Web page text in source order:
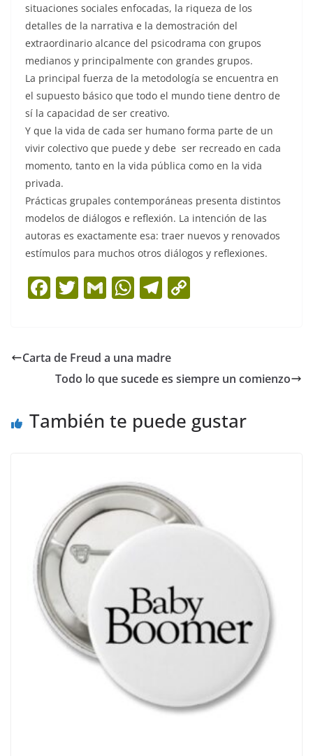
situaciones sociales enfocadas, la riqueza de los
detalles de la narrativa e la demostración del
extraordinario alcance del psicodrama con grupos
medianos y principalmente con grandes grupos.
La principal fuerza de la metodología se encuentra en
el supuesto básico que todo el mundo tiene dentro de
sí la capacidad de ser creativo.
Y que la vida de cada ser humano forma parte de un
vivir colectivo que puede y debe ser recreado en cada
momento, tanto en la vida pública como en la vida
privada.
Prácticas grupales contemporáneas presenta distintos
modelos de diálogos e reflexión. La intención de las
autoras es exactamente esa: traer nuevos y renovados
estímulos para muchos otros diálogos y reflexiones.
F
e
b
o
T
er
G
l
W
s
A
p
T
gr
a Li
k
Carta de Freud a una madre
Todo lo que sucede es siempre un comienzo
También te puede gustar